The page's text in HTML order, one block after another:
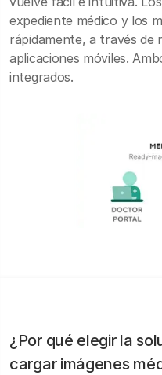
expediente médico y los
rápidamente, a través
aplicaciones móviles.
integrados.
¿Por qué elegir la
cargar imágenes